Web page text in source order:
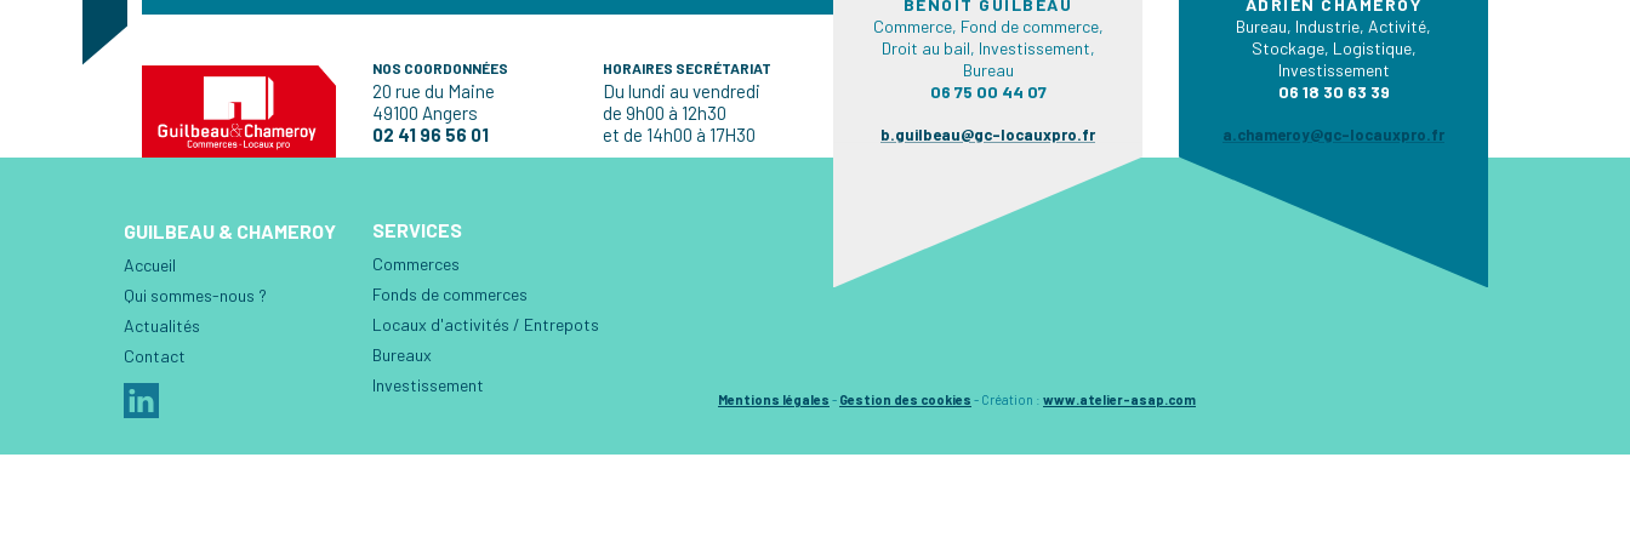
NOS COORDONNÉES
20 rue du Maine
49100 Angers
02 41 96 56 01
HORAIRES SECRÉTARIAT
Du lundi au vendredi
de 9h00 à 12h30
et de 14h00 à 17H30
Commerce, Fond de commerce,
Droit au bail, Investissement,
Bureau
06 75 00 44 07
b.guilbeau@gc-locauxpro.fr
Bureau, Industrie, Activité,
Stockage, Logistique,
Investissement
06 18 30 63 39
a.chameroy@gc-locauxpro.fr
GUILBEAU & CHAMEROY
Accueil
Qui sommes-nous ?
Actualités
Contact
SERVICES
Commerces
Fonds de commerces
Locaux d'activités / Entrepots
Bureaux
Investissement
Mentions légales - Gestion des cookies - Création : www.atelier-asap.com